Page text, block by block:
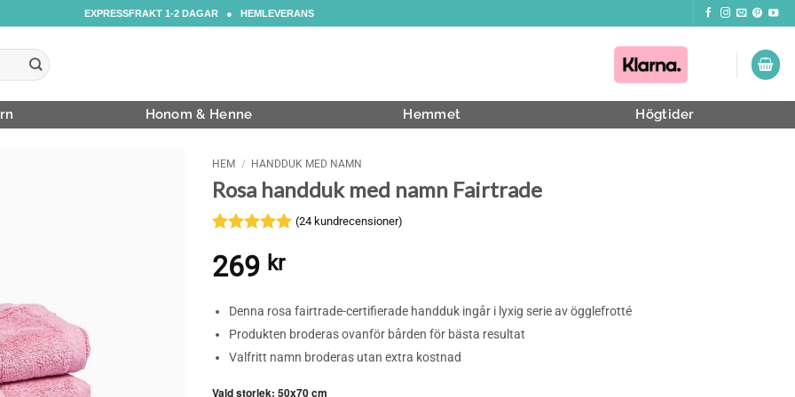
EXPRESSFRAKT 1-2 DAGAR ● HEMLEVERANS
Honom & Henne Hemmet Högtider
HEM / HANDDUK MED NAMN
Rosa handduk med namn Fairtrade
4.96av 5
baserat på
(24 kundrecensioner)
269 kr
Denna rosa fairtrade-certifierade handduk ingår i lyxig serie av ögglefrotté
Produkten broderas ovanför bården för bästa resultat
Valfritt namn broderas utan extra kostnad
Vald storlek: 50x70 cm